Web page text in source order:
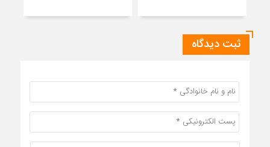
ثبت دیدگاه